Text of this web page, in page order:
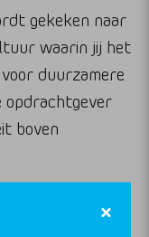
gekeken naar
waarin jij het
duurzamere
opdrachtgever
boven
met